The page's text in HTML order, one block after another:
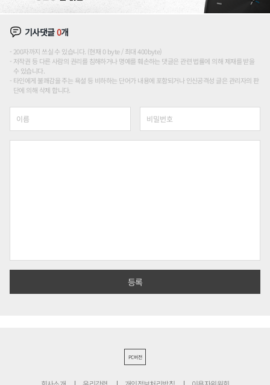
기사댓글0개
200자까지 쓰실 수 있습니다. (현재 0 byte / 최대 400byte)
저작권 등 다른 사람의 권리를 침해하거나 명예를 훼손하는 댓글은 관련 법률에 의해 제재를 받을
수 있습니다.
타인에게 불쾌감을 주는 욕설 등 비하하는 단어가 내용에 포함되거나 인신공격성 글은 관리자의 판
단에 의해 삭제 합니다.
PC버전